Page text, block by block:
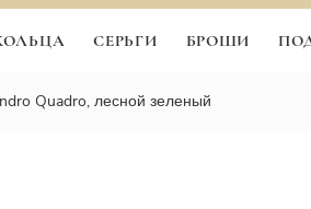
СЕРЬГИ БРОШИ
Quadro, лесной зеленый